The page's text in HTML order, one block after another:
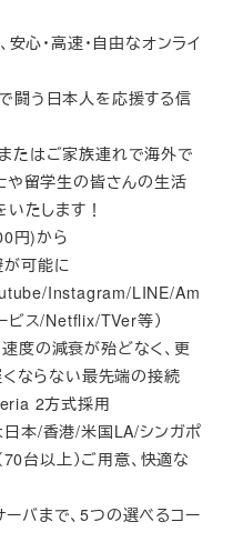
安心・高速・自由なオンライ
闘う日本人を応援する信
たはご家族連れで海外で
留学生の皆さんの生活
たします！
円)から
が可能に
Instagram/LINE/Am
ス/Netflix/TVer等）
度の減衰が殆どなく、更
ならない最先端の接続
2方式採用
日本/香港/米国LA/シンガポ
台以上）ご用意、快適な
バまで、5つの選べるコー